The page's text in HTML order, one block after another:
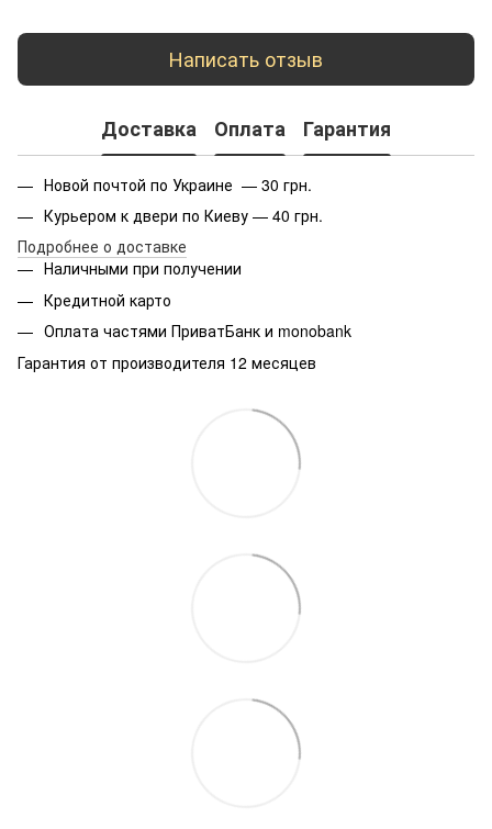
Написать отзыв
Доставка Оплата Гарантия
Новой почтой по Украине — 30 грн.
Курьером к двери по Киеву — 40 грн.
Подробнее о доставке
Наличными при получении
Кредитной карто
Оплата частями ПриватБанк и monobank
Гарантия от производителя 12 месяцев